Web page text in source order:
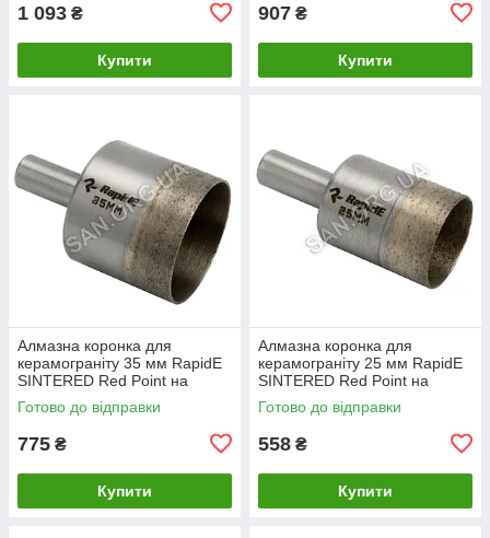
1 093 ₴
Купити
907 ₴
Купити
Алмазна коронка для
керамограніту 35 мм RapidE
SINTERED Red Point на
Дриль
Готово до відправки
775 ₴
Купити
Алмазна коронка для
керамограніту 25 мм RapidE
SINTERED Red Point на
Дриль
Готово до відправки
558 ₴
Купити